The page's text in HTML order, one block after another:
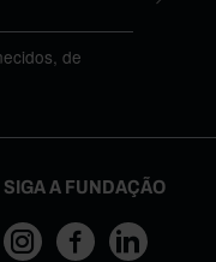
de
SIGA A FUNDAÇÃO